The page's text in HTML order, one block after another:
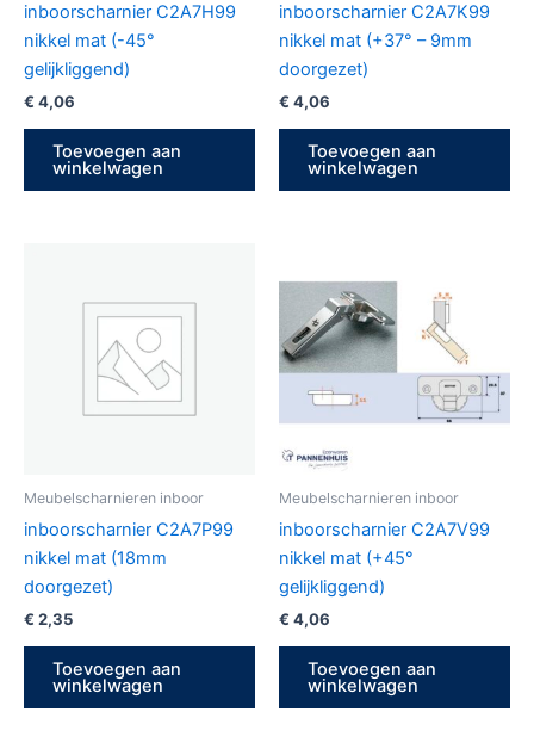
inboorscharnier C2A7H99
nikkel mat (-45°
gelijkliggend)
€ 4,06
Toevoegen aan
winkelwagen
inboorscharnier C2A7K99
nikkel mat (+37° – 9mm
doorgezet)
€ 4,06
Toevoegen aan
winkelwagen
Meubelscharnieren inboor
inboorscharnier C2A7P99
nikkel mat (18mm
doorgezet)
€ 2,35
Toevoegen aan
winkelwagen
Meubelscharnieren inboor
inboorscharnier C2A7V99
nikkel mat (+45°
gelijkliggend)
€ 4,06
Toevoegen aan
winkelwagen